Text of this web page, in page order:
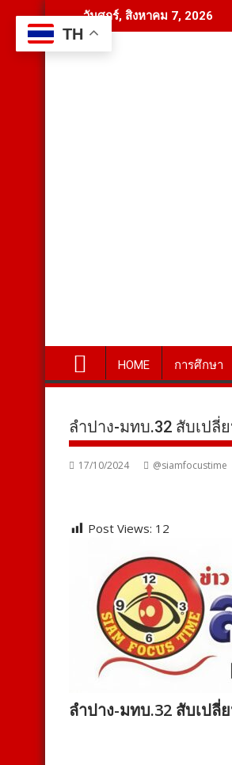
to
content
วันศุกร์, สิงหาคม 7, 2026
HOME การศึกษา
ลำปาง-มทบ.32 สับเป
17/10/2024 @siamfocustime
Post Views: 12
ลำปาง-มทบ.32 สับเป
TH